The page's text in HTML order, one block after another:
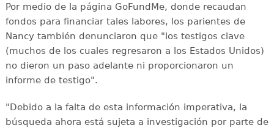
Por medio de la página GoFundMe, donde recaudan
fondos para financiar tales labores, los parientes de
Nancy también denunciaron que "los testigos clave
(muchos de los cuales regresaron a los Estados Unidos)
no dieron un paso adelante ni proporcionaron un
informe de testigo".
"Debido a la falta de esta información imperativa, la
búsqueda ahora está sujeta a investigación por parte de